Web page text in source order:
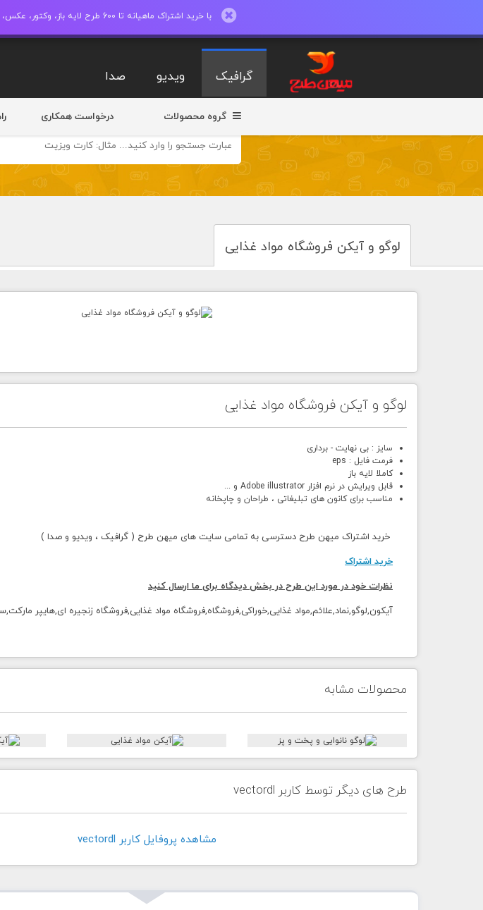
با خرید اشتراک ماهیانه تا 600 طرح لایه باز، وکتور، عکس، فایل های ویدیو وصدا دانلود کنید.
گرافیک ویدیو صدا
گروه محصولات درخواست همکاری
لوگو و آیکن فروشگاه مواد غذایی
لوگو و آیکن فروشگاه مواد غذایی
سایز : بی نهایت - برداری
فرمت فایل : eps
کاملا لایه باز
قابل ویرایش در نرم افزار Adobe illustrator و ...
مناسب برای کانون های تبلیغاتی ، طراحان و چاپخانه
خرید اشتراک میهن طرح دسترسی به تمامی سایت های میهن طرح ( گرافیک ، ویدیو و صدا )
خرید اشتراک
نظرات خود در مورد این طرح در بخش دیدگاه برای ما ارسال کنید
آیکون,لوگو,نماد,علائم,مواد غذایی,خوراکی,فروشگاه,فروشگاه مواد غذایی,فروشگاه زنجیره ای,هایپر
محصولات مشابه
طرح های دیگر توسط کاربر vectordl
مشاهده پروفايل کاربر vectordl